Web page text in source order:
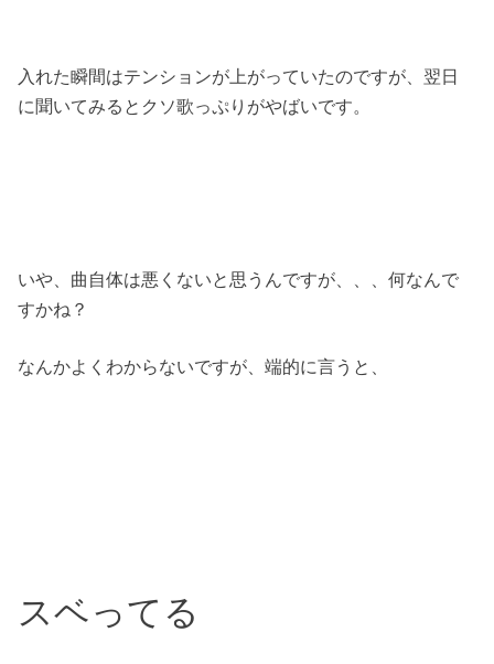
入れた瞬間はテンションが上がっていたのですが、翌日
に聞いてみるとクソ歌っぷりがやばいです。
いや、曲自体は悪くないと思うんですが、、、何なんで
すかね？
なんかよくわからないですが、端的に言うと、
スベってる